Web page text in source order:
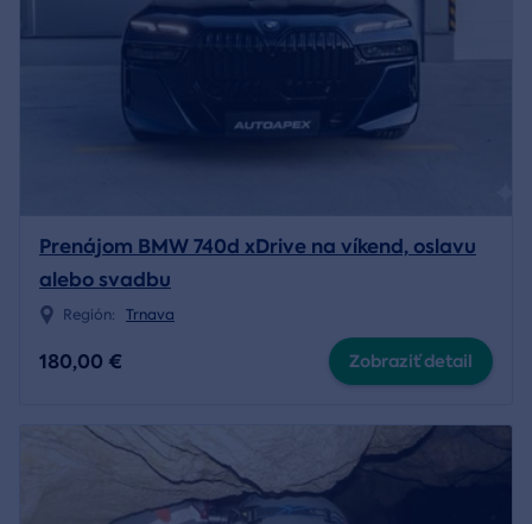
Prenájom BMW 740d xDrive na víkend, oslavu
alebo svadbu
Región: Trnava
180,00 € Zobraziť detail